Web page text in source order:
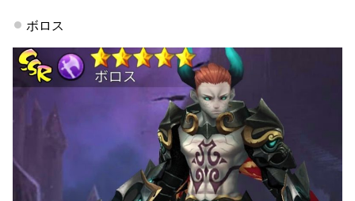
ボロス